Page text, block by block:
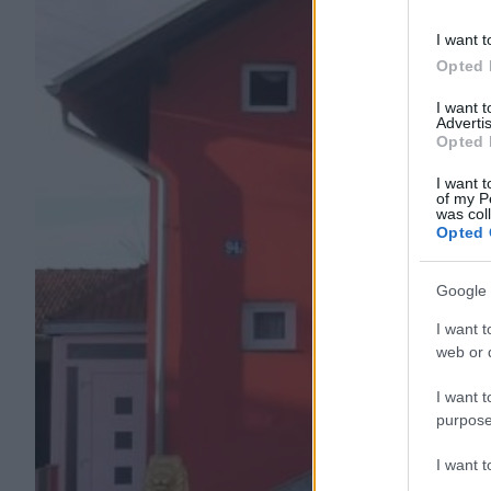
I want
Opted
I want
Opted
I want
of my
was
Opted
Google
I want
web or
I want
I want